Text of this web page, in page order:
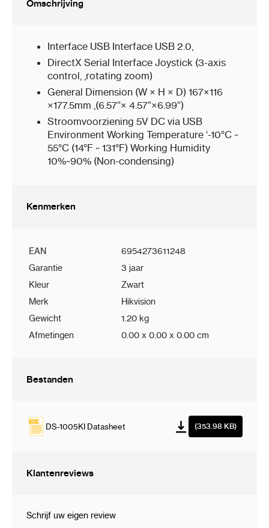
Omschrijving
Interface USB Interface USB 2.0,
DirectX Serial Interface Joystick (3-axis
control, ,rotating zoom)
General Dimension (W × H × D) 167×116
×177.5mm ,(6.57”× 4.57”×6.99”)
Stroomvoorziening 5V DC via USB
Environment Working Temperature ‘-10°C ~
55°C (14°F ~ 131°F) Working Humidity
10%~90% (Non-condensing)
Kenmerken
EAN
6954273611248
Garantie
3 jaar
Kleur
Zwart
Merk
Hikvision
Gewicht
1.20 kg
Afmetingen
0.00 x 0.00 x 0.00 cm
Bestanden
DS-1005KI Datasheet (353.98 KB)
Klantenreviews
Schrijf uw eigen review